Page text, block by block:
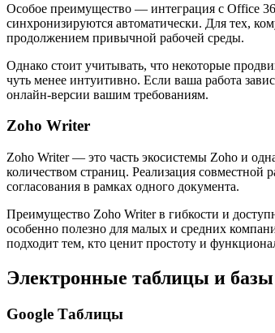
Особое преимущество — интеграция с Office
синхронизируются автоматически. Для тех,
продолжением привычной рабочей среды.
Однако стоит учитывать, что некоторые
чуть менее интуитивно. Если ваша работа
онлайн-версии вашим требованиям.
Zoho Writer
Zoho Writer — это часть экосистемы Zoho и
количеством страниц. Реализация
согласования в рамках одного документа.
Преимущество Zoho Writer в гибкости и
особенно полезно для малых и средних
подходит тем, кто ценит простоту и
Электронные таблицы и
Google Таблицы